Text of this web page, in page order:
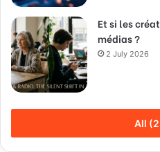
Et si les
médias ?
2 July 2026
All